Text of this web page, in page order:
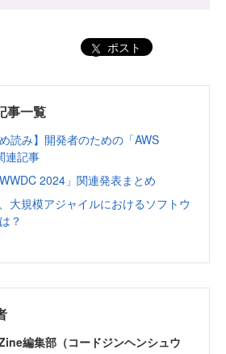
ポスト
事一覧
読み】開発者のための「AWS
連記事
2024」関連発表まとめ
大規模アジャイルにおけるソフトウ
？
編集部（コードジンヘンシュウ